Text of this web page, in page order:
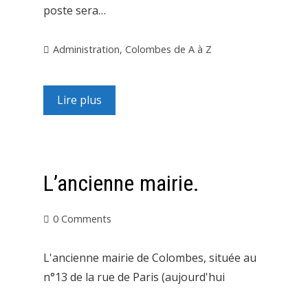
poste sera…
Administration, Colombes de A à Z
Lire plus
L’ancienne mairie.
0 Comments
L'ancienne mairie de Colombes, située au
n°13 de la rue de Paris (aujourd'hui